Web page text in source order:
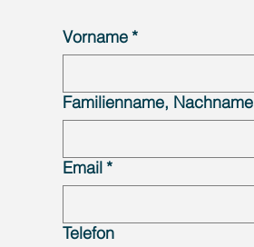
Vorname*
Familienname, Nachname
Email*
Telefon